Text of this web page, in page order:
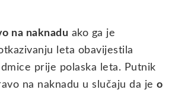
na naknadu ako ga je
leta obavijestila
prije polaska leta. Putnik
na naknadu u slučaju da je o